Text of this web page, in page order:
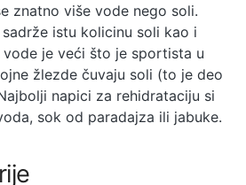
znatno više vode nego soli.
istu kolicinu soli kao i
je veći što je sportista u
žlezde čuvaju soli (to je deo
napici za rehidrataciju si
sok od paradajza ili jabuke.